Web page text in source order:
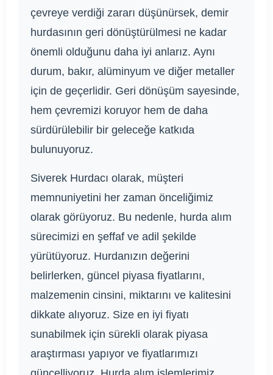
çevreye verdiği zararı düşünürsek, demir
hurdasının geri dönüştürülmesi ne kadar
önemli olduğunu daha iyi anlarız. Aynı
durum, bakır, alüminyum ve diğer metaller
için de geçerlidir. Geri dönüşüm sayesinde,
hem çevremizi koruyor hem de daha
sürdürülebilir bir geleceğe katkıda
bulunuyoruz.
Siverek Hurdacı olarak, müşteri
memnuniyetini her zaman önceliğimiz
olarak görüyoruz. Bu nedenle, hurda alım
sürecimizi en şeffaf ve adil şekilde
yürütüyoruz. Hurdanızın değerini
belirlerken, güncel piyasa fiyatlarını,
malzemenin cinsini, miktarını ve kalitesini
dikkate alıyoruz. Size en iyi fiyatı
sunabilmek için sürekli olarak piyasa
araştırması yapıyor ve fiyatlarımızı